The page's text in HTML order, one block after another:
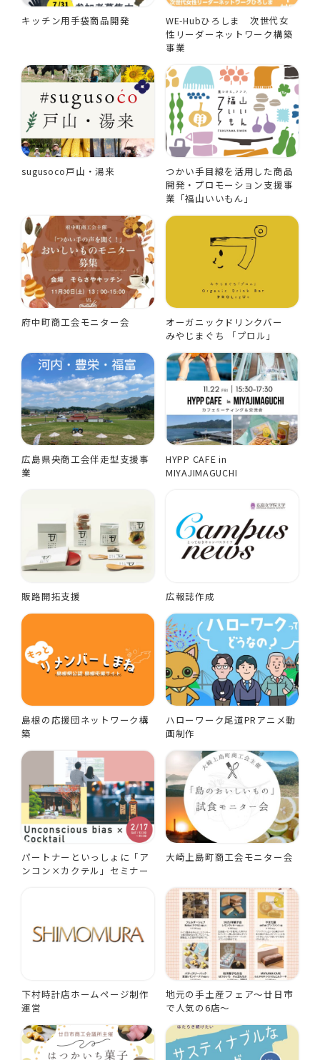
キッチン用手袋商品開発
WE-Hubひろしま 次世代女
性リーダーネットワーク構築
事業
sugusoco戸山・湯来
つかい手目線を活用した商品
開発・プロモーション支援事
業「福山いいもん」
府中町商工会モニター会
オーガニックドリンクバー
みやじまぐち 「プロル」
広島県央商工会伴走型支援事
業
HYPP CAFE in
MIYAJIMAGUCHI
販路開拓支援 広報誌作成
島根の応援団ネットワーク構
築
ハローワーク尾道PRアニメ動
画制作
パートナーといっしょに「ア
ンコン×カクテル」セミナー
大崎上島町商工会モニター会
下村時計店ホームページ制作
運営
地元の手土産フェア～廿日市
で人気の6店～